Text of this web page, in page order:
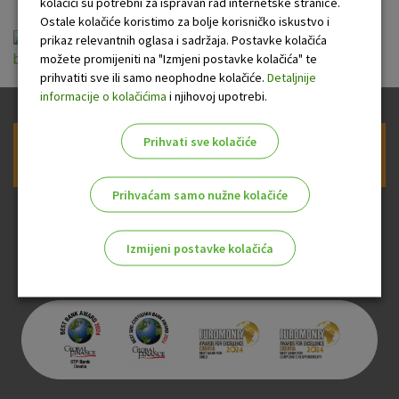
opci_uvjeti_za_koristenje_usluge_otp_m-
business_za_poslovne_subjekte_07_08_2018.pdf
Prijava na newsletter OTP banke
Ostale kolačiće koristimo za bolje korisničko iskustvo i
prikaz relevantnih oglasa i sadržaja. Postavke kolačića
možete promijeniti na "Izmjeni postavke kolačića" te
prihvatiti sve ili samo neophodne kolačiće. Detaljnije
informacije o kolačićima i njihovoj upotrebi.
Prihvati sve kolačiće
Prihvaćam samo nužne kolačiće
Izmijeni postavke kolačića